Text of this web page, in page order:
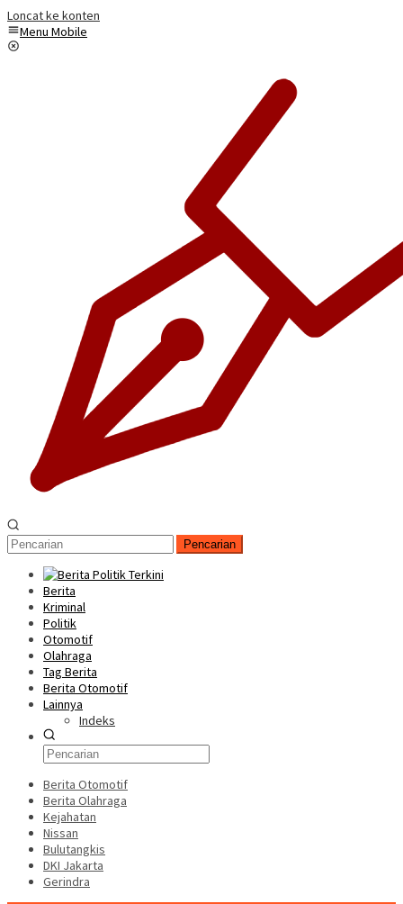
Loncat ke konten
Menu Mobile
Pencarian
Berita
Kriminal
Politik
Otomotif
Olahraga
Tag Berita
Berita Otomotif
Lainnya
Indeks
Berita Otomotif
Berita Olahraga
Kejahatan
Nissan
Bulutangkis
DKI Jakarta
Gerindra